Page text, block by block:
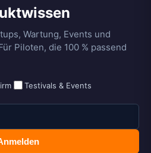
Wartung, Events und
Piloten, die 100 % passend
Testivals & Events